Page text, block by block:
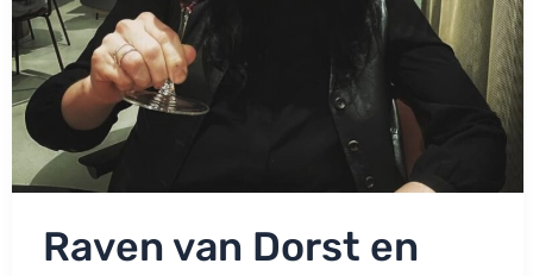
Raven van Dorst en